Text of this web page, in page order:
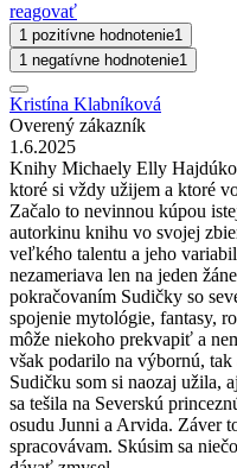
reagovať
1 pozitívne hodnotenie1
1 negatívne hodnotenie1
Kristína Klabníková
Overený zákazník
1.6.2025
Knihy Michaely Elly
ktoré si vždy užijem a ktoré
Začalo to nevinnou kúpou
autorkinu knihu vo svojej
veľkého talentu a jeho
nezameriava len na jeden
pokračovaním Sudičky so
spojenie mytológie, fantasy,
môže niekoho prekvapiť a
však podarilo na výbornú,
Sudičku som si naozaj užila,
sa tešila na Severskú
osudu Junni a Arvida. Záver
spracovávam. Skúsim sa